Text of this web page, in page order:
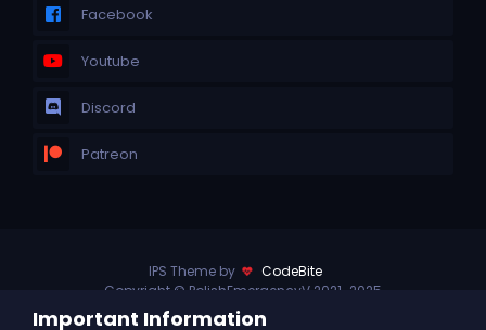
Facebook
Youtube
Discord
Patreon
IPS Theme by
CodeBite
Copyright © PolishEmergencyV 2021-2025
Powered by Invision Community
Important Information